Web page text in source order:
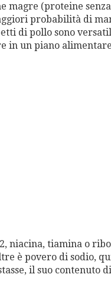
(proteine
probabilità di
di pollo sono
in un piano
niacina, tiamina o
è povero di sodio,
il suo contenuto